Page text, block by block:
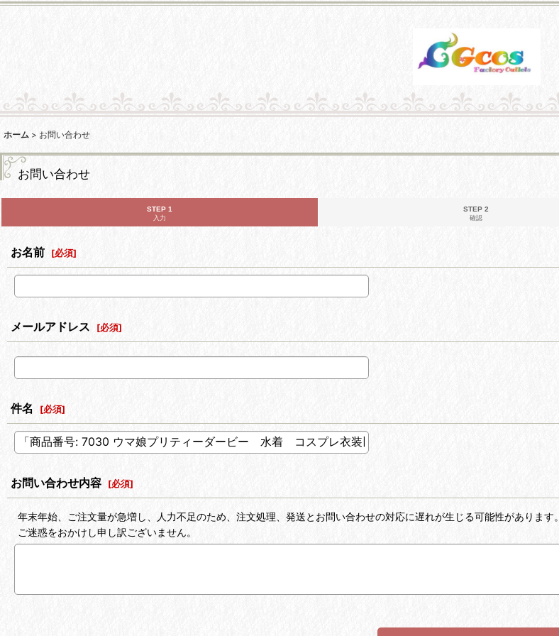
ホーム > お問い合わせ
お問い合わせ
STEP 1
入力
STEP 2
確認
お名前 [必須]
メールアドレス [必須]
件名 [必須]
お問い合わせ内容 [必須]
年末年始、ご注文量が急増し、人力不足のため、注文処理、発送とお問い合わせの対応に遅れが生じる可能性があります。
ご迷惑をおかけし申し訳ございません。